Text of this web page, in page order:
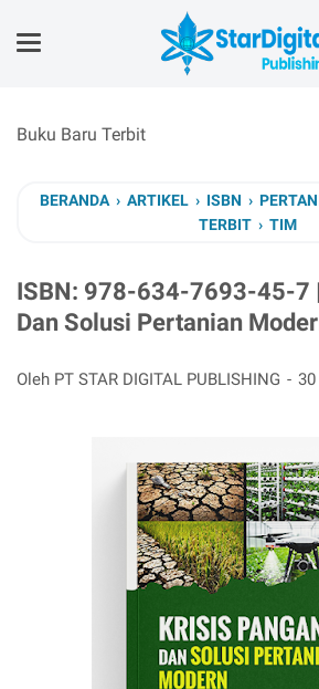
Buku Baru Terbit
BERANDA › ARTIKEL › ISBN ›
TERBIT › TIM
ISBN: 978-634-7693-45-7
Dan Solusi Pertanian
Oleh PT STAR DIGITAL PUBLISHING